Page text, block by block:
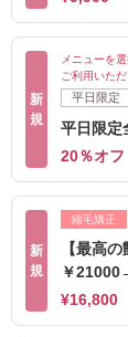
新
規
メニューを
ご利用いた
平日限定
平日限定
20％オフ
新
規
縮毛矯正
【最高
￥
¥16,800